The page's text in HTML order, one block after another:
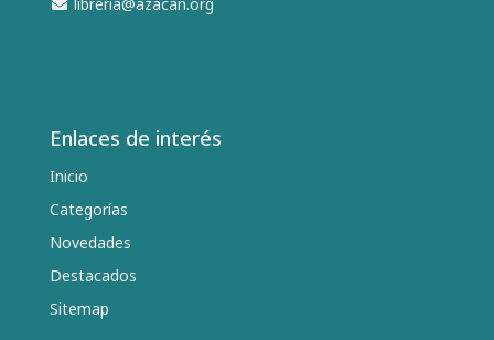
Enlaces de interés
Inicio
Categorías
Novedades
Destacados
Sitemap